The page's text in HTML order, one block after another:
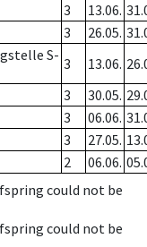
3 13.06.
3 26.05.
S- 3 13.06.
3 30.05.
3 06.06.
3 27.05.
2 06.06.
could not be
could not be